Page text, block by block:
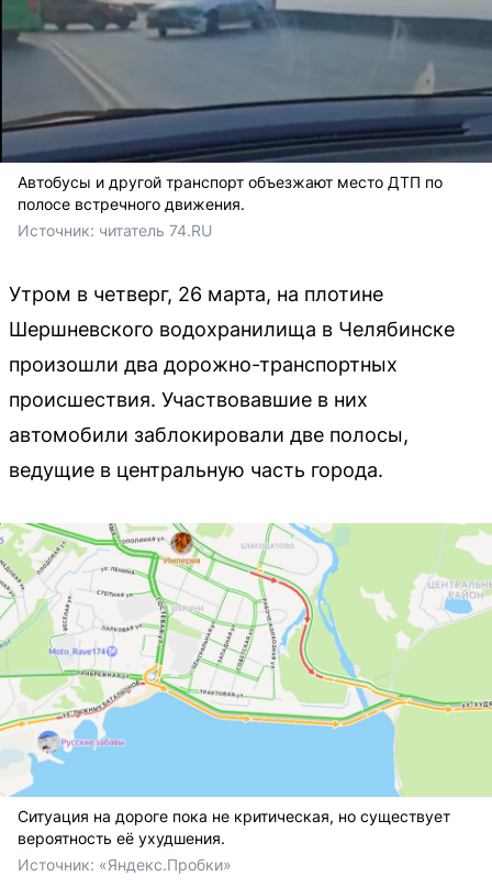
Автобусы и другой транспорт объезжают место ДТП по
полосе встречного движения.
Источник: читатель 74.RU
Утром в четверг, 26 марта, на плотине
Шершневского водохранилища в Челябинске
произошли два дорожно-транспортных
происшествия. Участвовавшие в них
автомобили заблокировали две полосы,
ведущие в центральную часть города.
Ситуация на дороге пока не критическая, но существует
вероятность её ухудшения.
Источник: «Яндекс.Пробки»